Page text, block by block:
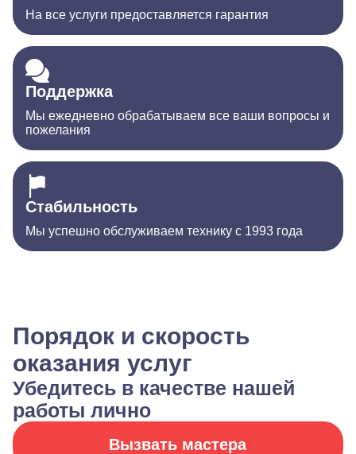
На все услуги предоставляется гарантия
Поддержка
Мы ежедневно обрабатываем все ваши вопросы и
пожелания
Стабильность
Мы успешно обслуживаем технику с 1993 года
Порядок и скорость
оказания услуг
Убедитесь в качестве нашей
работы лично
Вызвать мастера